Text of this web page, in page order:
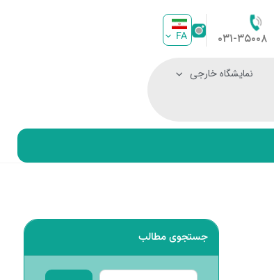
۰۳۱-۳۵۰۰۸ FA
نمایشگاه خارجی
جستجوی مطالب